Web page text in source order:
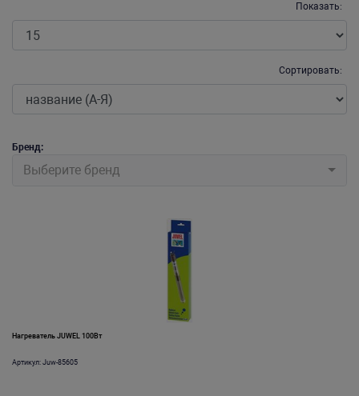
Показать:
Сортировать:
Бренд:
Выберите бренд
Нагреватель JUWEL 100Вт
Артикул: Juw-85605